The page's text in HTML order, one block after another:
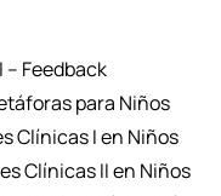
– Feedback
para Niños
Clínicas I en Niños
Clínicas II en Niños